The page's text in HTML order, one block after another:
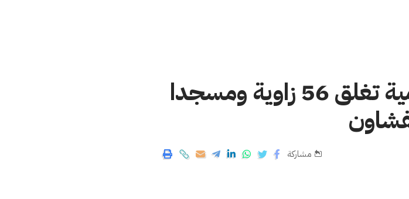
مندوبية الشؤون الإسلامية تغلق 56 زاوية ومسجدا
مشاركة